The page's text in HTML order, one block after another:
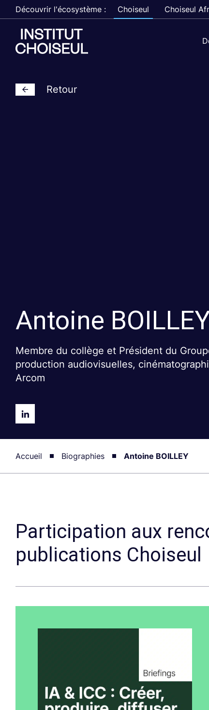
Découvrir l'écosystème : Choiseul Choiseul
Retour
Antoine
Membre du collège et Président du
production audiovisuelles,
Arcom
Antoine
Accueil Biographies Antoine BOILLEY
Participation aux
publications Choiseul